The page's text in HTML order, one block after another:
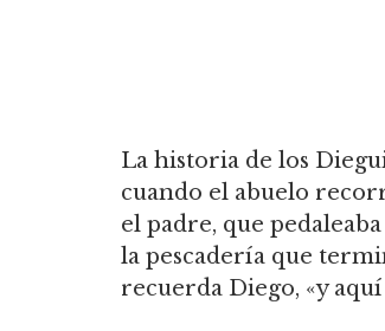
La historia de los
cuando el abuelo
el padre, que
la pescadería que
recuerda Diego, «y